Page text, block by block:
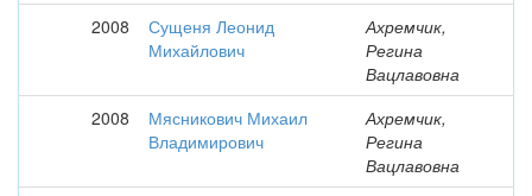
2008
Сущеня Леонид
Михайлович
Ахремчик,
Регина
Вацлавовна
2008
Мясникович Михаил
Владимирович
Ахремчик,
Регина
Вацлавовна